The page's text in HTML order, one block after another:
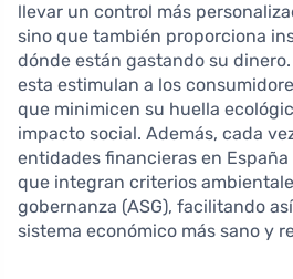
llevar un control más
sino que también proporciona
dónde están gastando su
esta estimulan a los
que minimicen su huella
impacto social. Además, cada
entidades financieras en
que integran criterios
gobernanza (ASG), facilitando
sistema económico más sano y